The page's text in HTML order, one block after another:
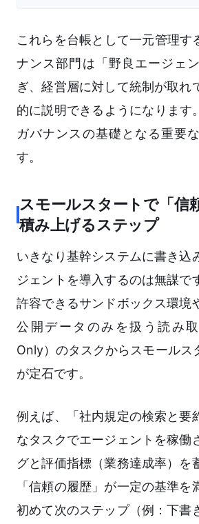
これらを台帳として一元管理す
ナンス部門は「野良エージェ
ぎ、経営層に対して統制が取れ
的に説明できるようになります
ガバナンスの基礎となる重要
す。
スモールスタートで「信
積み上げるステップ
いきなり基幹システムに書き込
ジェントを導入するのは無謀で
許容できるサンドボックス環境
公開データのみを扱う読み
Only）のタスクからスモールス
が定石です。
例えば、「社内規定の検索と要
なタスクでエージェントを稼働
グと評価指標（業務達成率）を
「信頼の履歴」が一定の基準を
初めて次のステップ（例：下書